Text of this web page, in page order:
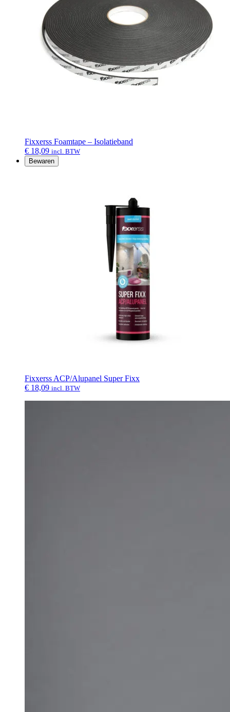
Fixxerss Foamtape – Isolatieband
€ 18,09 incl. BTW
Bewaren
Fixxerss ACP/Alupanel Super Fixx
€ 18,09 incl. BTW